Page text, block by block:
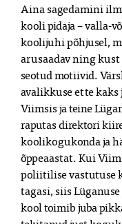
Aina sagedamini
kooli pidaja – valla-
koolijuhi põhjusel,
arusaadav ning
seotud motiivid.
avalikkuse ette
Viimsis ja teine
raputas direktori
koolikogukonda ja
õppeaastat. Kui
poliitilise vastutuse
tagasi, siis
kool toimib juba